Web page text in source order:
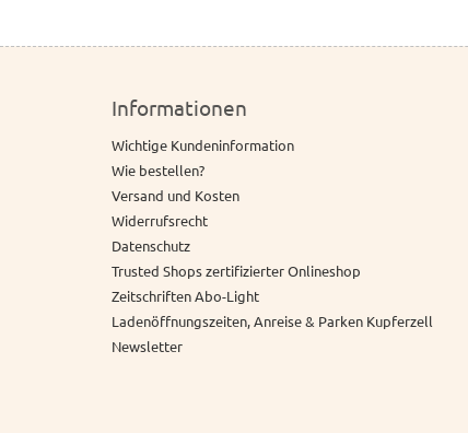
Informationen
Wichtige Kundeninformation
Wie bestellen?
Versand und Kosten
Widerrufsrecht
Datenschutz
Trusted Shops zertifizierter Onlineshop
Zeitschriften Abo-Light
Ladenöffnungszeiten, Anreise & Parken Kupferzell
Newsletter